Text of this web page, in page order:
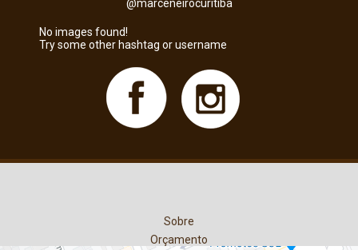
@marceneirocuritiba
No images found!
Try some other hashtag or username
Sobre
Orçamento